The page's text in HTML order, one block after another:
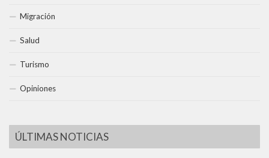
Migración
Salud
Turismo
Opiniones
ÚLTIMAS NOTICIAS